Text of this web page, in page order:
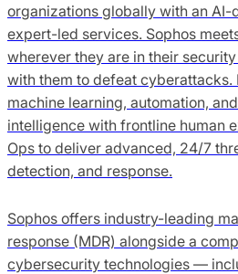
organizations globally with an
expert-led services. Sophos
wherever they are in their
with them to defeat cyberattacks.
machine learning, automation,
intelligence with frontline human
Ops to deliver advanced, 24/7
detection, and response.
Sophos offers industry-leading
response (MDR) alongside a
cybersecurity technologies —